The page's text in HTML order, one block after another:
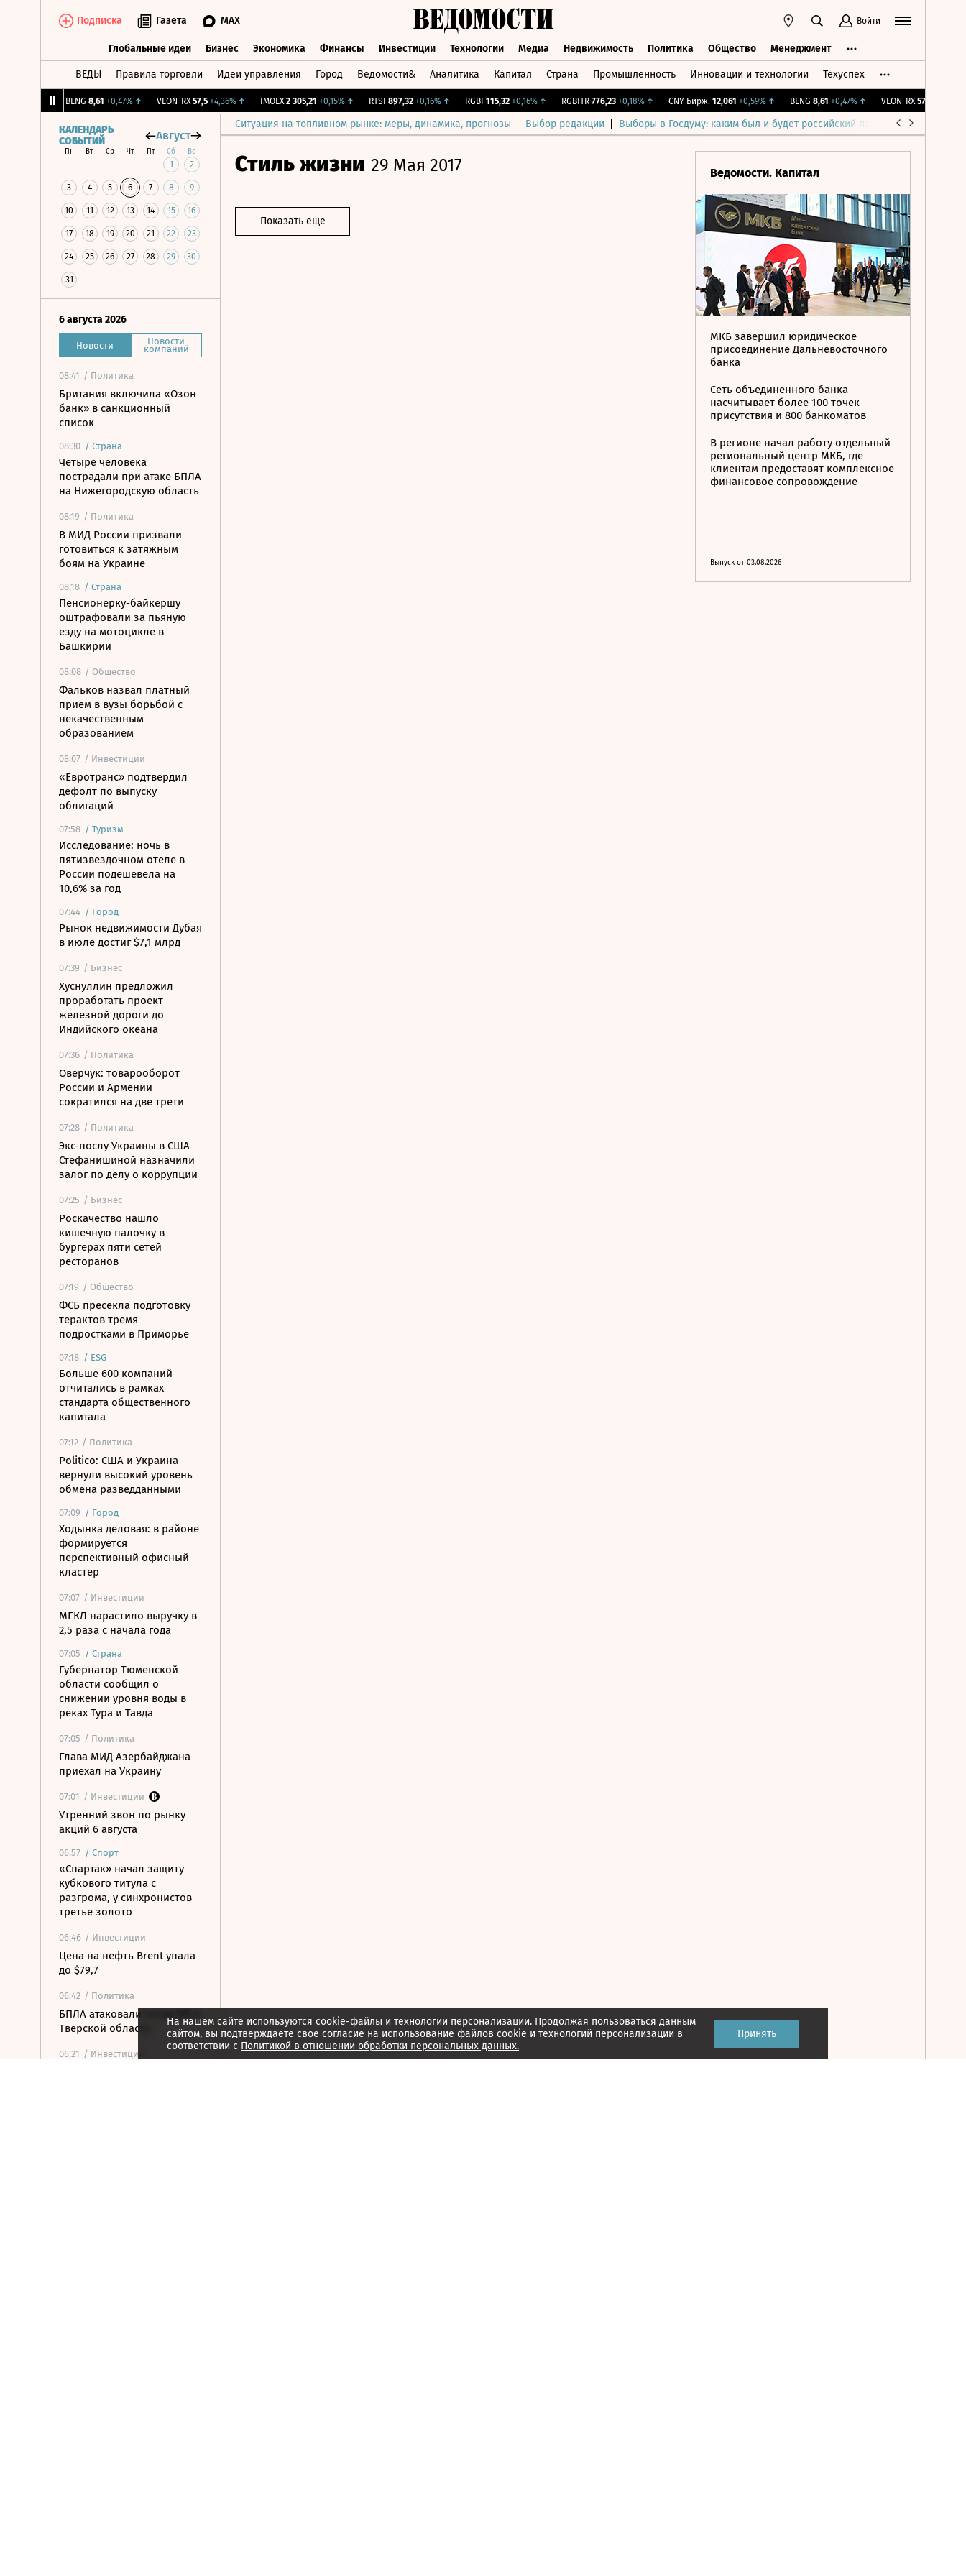
Подписка Газета MAX Войти
Глобальные идеи Бизнес Экономика Финансы Инвестиции Технологии Медиа Недвижимость Политика Общество Менеджмент
ВЕДЫ Правила торговли Идеи управления Город Ведомости& Аналитика Капитал Страна Промышленность Инновации и технологии Техуспех
BLNG 8,61 +0,47%↑ VEON-RX 57,5 +4,36%↑ IMOEX 2 305,21 +0,15% ↑ RTSI 897,32 +0,16% ↑ RGBI 115,32 +0,16% ↑ RGBITR 776,23 +0,18% ↑ CNY Бирж. 12,061 +0,59%↑ BLNG 8,61 +0,47%↑ VEON-RX 57,5 +4,36%
Ситуация на топливном рынке: меры, динамика, прогнозы Выбор редакции Выборы в Госдуму: каким был и будет российский парламент
КАЛЕНДАРЬ
СОБЫТИЙ
Август
Пн Вт Ср Чт Пт Сб Вс
1 2
3 4 5 6 7 8 9
10 11 12 13 14 15 16
17 18 19 20 21 22 23
24 25 26 27 28 29 30
31
6 августа 2026
Новости Новости
компаний
08:41 / Политика
Британия включила «Озон
банк» в санкционный
список
08:30 / Страна
Четыре человека
пострадали при атаке БПЛА
на Нижегородскую область
08:19 / Политика
В МИД России призвали
готовиться к затяжным
боям на Украине
08:18 / Страна
Пенсионерку-байкершу
оштрафовали за пьяную
езду на мотоцикле в
Башкирии
08:08 / Общество
Фальков назвал платный
прием в вузы борьбой с
некачественным
образованием
08:07 / Инвестиции
«Евротранс» подтвердил
дефолт по выпуску
облигаций
07:58 / Туризм
Исследование: ночь в
пятизвездочном отеле в
России подешевела на
10,6% за год
07:44 / Город
Рынок недвижимости Дубая
в июле достиг $7,1 млрд
07:39 / Бизнес
Хуснуллин предложил
проработать проект
железной дороги до
Индийского океана
07:36 / Политика
Оверчук: товарооборот
России и Армении
сократился на две трети
07:28 / Политика
Экс-послу Украины в США
Стефанишиной назначили
залог по делу о коррупции
07:25 / Бизнес
Роскачество нашло
кишечную палочку в
бургерах пяти сетей
ресторанов
07:19 / Общество
ФСБ пресекла подготовку
терактов тремя
подростками в Приморье
07:18 / ESG
Больше 600 компаний
отчитались в рамках
стандарта общественного
капитала
07:12 / Политика
Politico: США и Украина
вернули высокий уровень
обмена разведданными
07:09 / Город
Ходынка деловая: в районе
формируется
перспективный офисный
кластер
07:07 / Инвестиции
МГКЛ нарастило выручку в
2,5 раза с начала года
07:05 / Страна
Губернатор Тюменской
области сообщил о
снижении уровня воды в
реках Тура и Тавда
07:05 / Политика
Глава МИД Азербайджана
приехал на Украину
07:01 / Инвестиции
Утренний звон по рынку
акций 6 августа
06:57 / Спорт
«Спартак» начал защиту
кубкового титула с
разгрома, у синхронистов
третье золото
06:46 / Инвестиции
Цена на нефть Brent упала
до $79,7
06:42 / Политика
БПЛА атаковали склад WB в
Тверской области
06:21 / Инвестиции
Стиль жизни 29 Мая 2017
Показать еще
Ведомости. Капитал
МКБ завершил юридическое
присоединение Дальневосточного
банка
Сеть объединенного банка
насчитывает более 100 точек
присутствия и 800 банкоматов
В регионе начал работу отдельный
региональный центр МКБ, где
клиентам предоставят комплексное
финансовое сопровождение
Выпуск от 03.08.2026
На нашем сайте используются cookie-файлы и технологии персонализации. Продолжая пользоваться данным
сайтом, вы подтверждаете свое согласие на использование файлов cookie и технологий персонализации в
соответствии с Политикой в отношении обработки персональных данных.
Принять